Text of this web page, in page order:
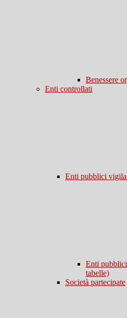
Benessere
Enti controllati
Enti pubblici
Enti
tabelle)
Società partecipate